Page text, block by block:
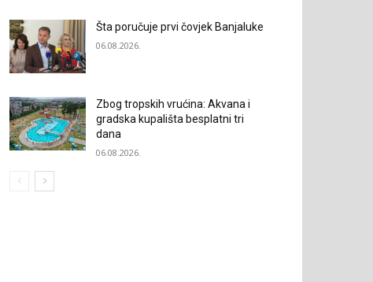
Šta poručuje prvi čovjek Banjaluke
06.08.2026.
Zbog tropskih vrućina: Akvana i
gradska kupališta besplatni tri
dana
06.08.2026.